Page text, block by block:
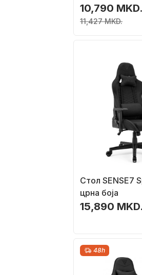
10,790 MKD.
11,427 MKD.
Стол SENSE7
црна боја
15,890 MKD.
48h